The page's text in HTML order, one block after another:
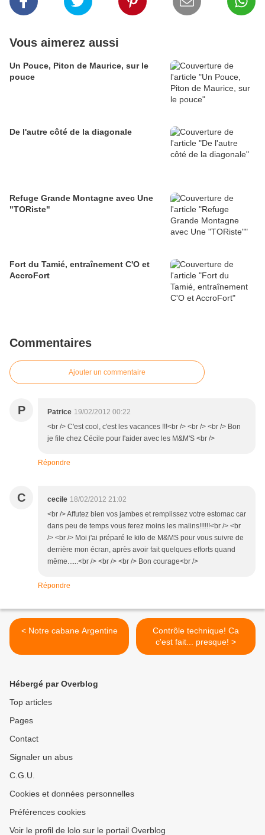
Vous aimerez aussi
Un Pouce, Piton de Maurice, sur le
pouce
De l'autre côté de la diagonale
Refuge Grande Montagne avec Une
"TORiste"
Fort du Tamié, entraînement C'O et
AccroFort
Commentaires
Ajouter un commentaire
P Patrice 19/02/2012 00:22
<br /> C'est cool, c'est les vacances !!!<br /> <br /> <br /> Bon
je file chez Cécile pour l'aider avec les M&M'S <br />
Répondre
C cecile 18/02/2012 21:02
<br /> Affutez bien vos jambes et remplissez votre estomac car
dans peu de temps vous ferez moins les malins!!!!!!<br /> <br
/> <br /> Moi j'ai préparé le kilo de M&MS pour vous suivre de
derrière mon écran, après avoir fait quelques efforts quand
même......<br /> <br /> <br /> Bon courage<br />
Répondre
< Notre cabane Argentine
Contrôle technique! Ca
c'est fait... presque! >
Hébergé par Overblog
Top articles
Pages
Contact
Signaler un abus
C.G.U.
Cookies et données personnelles
Préférences cookies
Voir le profil de lolo sur le portail Overblog